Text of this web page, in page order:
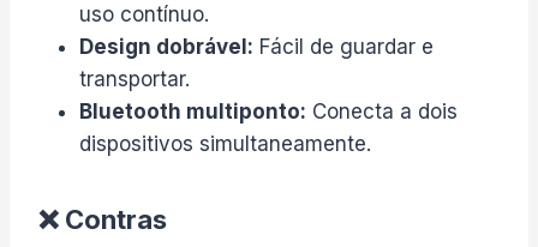
uso contínuo.
Design dobrável: Fácil de guardar e
transportar.
Bluetooth multiponto: Conecta a dois
dispositivos simultaneamente.
❌ Contras